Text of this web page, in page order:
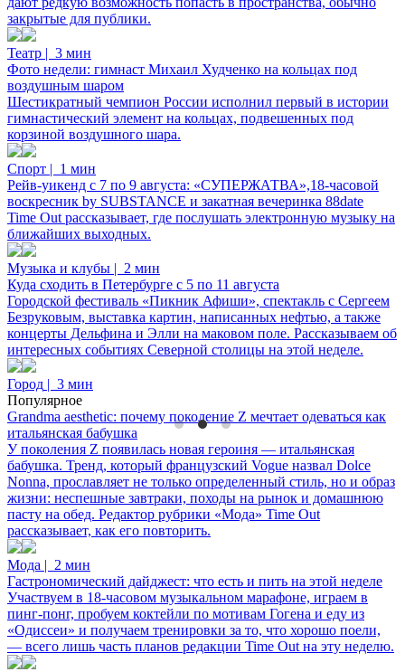
Мультикультура Гастробистро
азербайджанская
Как проехать
закрытые для публики.
Театр | 3 мин
Фото недели: гимнаст Михаил Худченко на кольцах под
воздушным шаром
Шестикратный чемпион России исполнил первый в истории
гимнастический элемент на кольцах, подвешенных под
корзиной воздушного шара.
Спорт | 1 мин
Рейв-уикенд с 7 по 9 августа: «СУПЕРЖАТВА»,18-часовой
воскресник by SUBSTANCE и закатная вечеринка 88date
Time Out рассказывает, где послушать электронную музыку на
ближайших выходных.
Музыка и клубы | 2 мин
Куда сходить в Петербурге с 5 по 11 августа
Городской фестиваль «Пикник Афиши», спектакль с Сергеем
Безруковым, выставка картин, написанных нефтью, а также
концерты Дельфина и Элли на маковом поле. Рассказываем об
интересных событиях Северной столицы на этой неделе.
Город | 3 мин
Популярное
Панельки, серость и сосед-маньяк: отличия российских
детективных сериалов от американских
Главное| 5 мин
Назови меня красивым мальчиком. 6 причин популярности
Тимоти Шаламе
Кино| 9 мин
Хорошая синхра — половина успеха
Музыка и клубы| 10 мин
Grandma aesthetic: почему поколение Z мечтает одеваться как
итальянская бабушка
У поколения Z появилась новая героиня — итальянская
бабушка. Тренд, который французский Vogue назвал Dolce
Nonna, прославляет не только определенный стиль, но и образ
жизни: неспешные завтраки, походы на рынок и домашнюю
пасту на обед. Редактор рубрики «Мода» Time Out
рассказывает, как его повторить.
Мода | 2 мин
Гастрономический дайджест: что есть и пить на этой неделе
Участвуем в 18-часовом музыкальном марафоне, играем в
пинг-понг, пробуем коктейли по мотивам Гогена и еду из
«Одиссеи» и получаем тренировки за то, что хорошо поели,
— всего лишь часть планов редакции Time Out на эту неделю.